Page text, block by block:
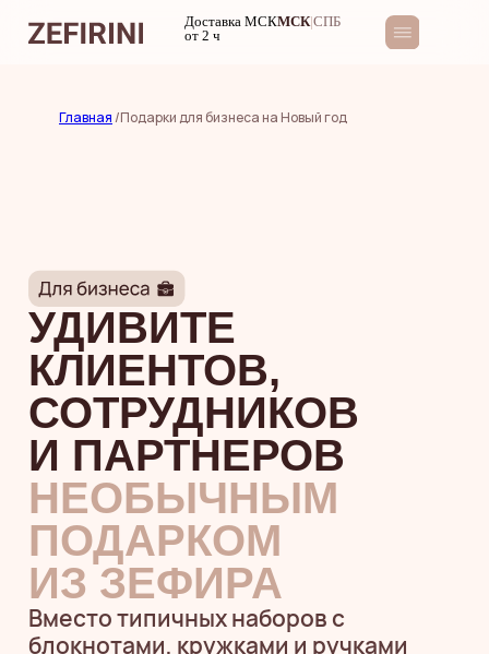
Доставка МСК
от 2 ч
СПБ
Главная /Подарки для бизнеса на Новый год
КЛИЕНТОВ,
СОТРУДНИКОВ
И ПАРТНЕРОВ
НЕОБЫЧНЫМ
ПОДАРКОМ
ИЗ ЗЕФИРА
Вместо типичных наборов с
блокнотами, кружками и ручками
Бесплатно отправимзефирный
сет для дегустации перед заказом
Подберем подаркииз готовых вариантов
или создадиминдивидуально
Забрендируем заказ:подберем цвета